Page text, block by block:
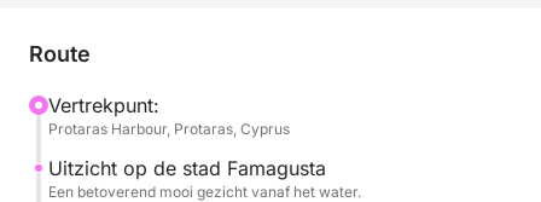
baaien richting het glinsterende water van Green
kust vaart, vaart u langs de spookachtige
overblijfselen van Famagusta, met een zeldzaam en
onvergetelijk uitzicht vanaf zee.
Route
Vertrekpunt:
Protaras Harbour, Protaras, Cyprus
Uitzicht op de stad Famagusta
Een betoverend mooi gezicht vanaf het water.